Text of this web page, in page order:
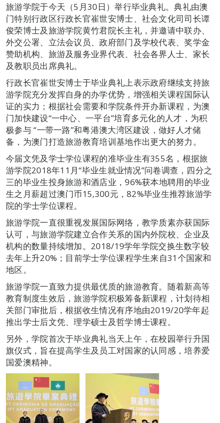
旅游学院于今天（5月30日）举行毕业典礼。典礼由澳
门特别行政区行政长官崔世安博士、社会文化司司长谭
俊荣博士及旅游学院黄竹君院长主礼，并邀请中联办、
外交公署、立法会议员、政府部门及学校代表、奖学金
赞助机构、旅游及服务业界代表、社会各界人士、家长
及教职员出席典礼。
行政长官崔世安博士于毕业典礼上表示政府继续支持旅
游学院充分发挥自身的办学优势，增强相关课程国际认
证的实力；根据社会需要和学院条件开办新课程，为澳
门加快建设“一中心、一平台”培育多元化的人才，为积
极参与 “一带一路”和粤港澳大湾区建设，做好人才储
备，为澳门打造旅游教育培训基地作出更大的努力。
今届文凭及学士学位课程的准毕业生有355名，根据旅
游学院2018年11月“毕业生就业情况”问卷调查，四分之
三的毕业生投身旅游和酒店业，96%获本地聘用的毕业
生之月薪超过澳门币15,300元，82%毕业生推荐旅游学
院的学士学位课程。
旅游学院一直很重视发展国际网络，教学质素亦获国际
认可，与旅游学院建立合作关系的国内外院校、企业及
机构的数量持续增加。2018/19学年学院交换生数字较
去年上升20%；目前学士学位课程学生来自31个国家和
地区。
旅游学院一直致力提供最优质的旅游教育。随着新高等
教育制度生效后，旅游学院积极筹备新课程，计划待相
关部门审批后，根据收生情况有序地由2019/20学年起
推出学士后文凭、理学硕士及哲学博士课程。
另外，学院首次于毕业典礼当天上午，在校园举行升国
旗仪式，旨在提高学生及员工对国家的认同感，培养爱
国爱澳精神。